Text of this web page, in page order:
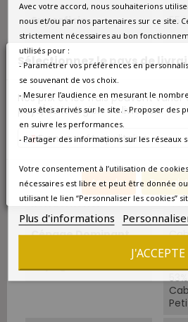
Sélectionnez le pays de
Nos prix et les frais peuvent
pays/de la région de livraison.
France métropolitaine
Annuler
Superficie 55
Sols
Âge Du Vignoble
22
Vendanges
Rendements 45
Cépage Dominant
Cépages
Avec votre accord, nous souhaiterions
nous et/ou par nos partenaires sur ce site.
strictement nécessaires au bon
utilisés pour :
- Paramétrer vos préférences en
se souvenant de vos choix.
- Mesurer l’audience en mesurant le
vous êtes arrivés sur le site. - Proposer des
en suivre les performances.
- Partager des informations sur les réseaux
Votre consentement à l’utilisation de
nécessaires est libre et peut être donnée
utilisant le lien “Personnaliser les cookies”
Plus d'informations
J'ACCEPTE